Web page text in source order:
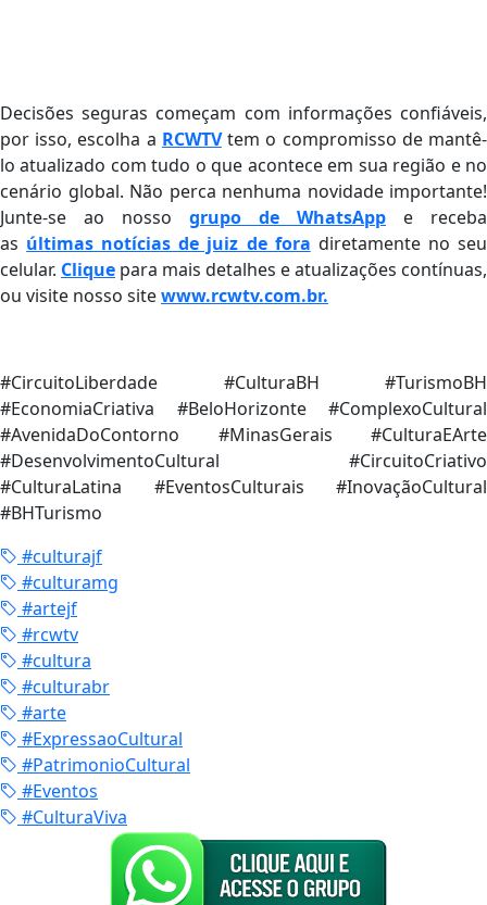
Decisões seguras começam com informações confiáveis,
por isso, escolha a RCWTVtem o compromisso de mantê-
lo atualizado com tudo o que acontece em sua região e no
cenário global. Não perca nenhuma novidade importante!
Junte-se ao nosso grupo de WhatsApp
e receba
as últimas notícias de juiz de fora diretamente no seu
celular. Clique para mais detalhes e atualizações contínuas,
ou visite nosso sitewww.rcwtv.com.br.
#CircuitoLiberdade #CulturaBH #TurismoBH
#EconomiaCriativa #BeloHorizonte #ComplexoCultural
#AvenidaDoContorno #MinasGerais #CulturaEArte
#DesenvolvimentoCultural #CircuitoCriativo
#CulturaLatina #EventosCulturais #InovaçãoCultural
#BHTurismo
#culturajf
#culturamg
#artejf
#rcwtv
#cultura
#culturabr
#arte
#ExpressaoCultural
#PatrimonioCultural
#Eventos
#CulturaViva